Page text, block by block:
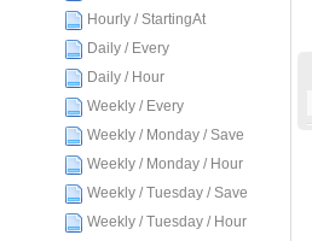
Hourly / StartingAt
Daily / Every
Daily / Hour
Weekly / Every
Weekly / Monday / Save
Weekly / Monday / Hour
Weekly / Tuesday / Save
Weekly / Tuesday / Hour